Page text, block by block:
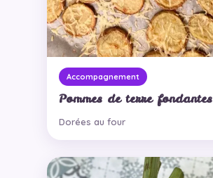
Accompagnement
Pommes de terre fondantes
Dorées au four